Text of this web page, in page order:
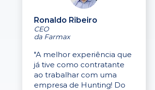
Ronaldo Ribeiro
CEO
da Farmax
"A melhor experiência que
já tive como contratante
ao trabalhar com uma
empresa de Hunting! Do